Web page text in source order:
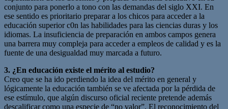
conjunto para ponerlo a tono con las demandas del siglo XXI. En
ese sentido es prioritario preparar a los chicos para acceder a la
educación superior c0n las habilidades para las ciencias duras y los
idiomas. La insuficiencia de preparación en ambos campos genera
una barrera muy compleja para acceder a empleos de calidad y es la
fuente de una desigualdad muy marcada a futuro.
3. ¿En educación existe el mérito al estudio?
Creo que se ha ido perdiendo la idea del mérito en general y
lógicamente la educación también se ve afectada por la pérdida de
ese estímulo, que algún discurso oficial reciente pretende además
descalificar como una especie de “no valor”. El reconocimiento del